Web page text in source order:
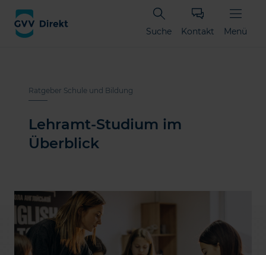
Suche Kontakt Menü
Ratgeber Schule und Bildung
Lehramt-Studium im
Überblick